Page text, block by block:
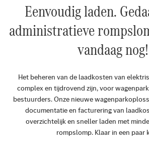
Eenvoudig laden.
administratieve
vandaag nog!
Het beheren van de laadkosten van
complex en tijdrovend zijn, voor
bestuurders. Onze nieuwe
documentatie en facturering van
overzichtelijk en sneller laden met
rompslomp. Klaar in een paar